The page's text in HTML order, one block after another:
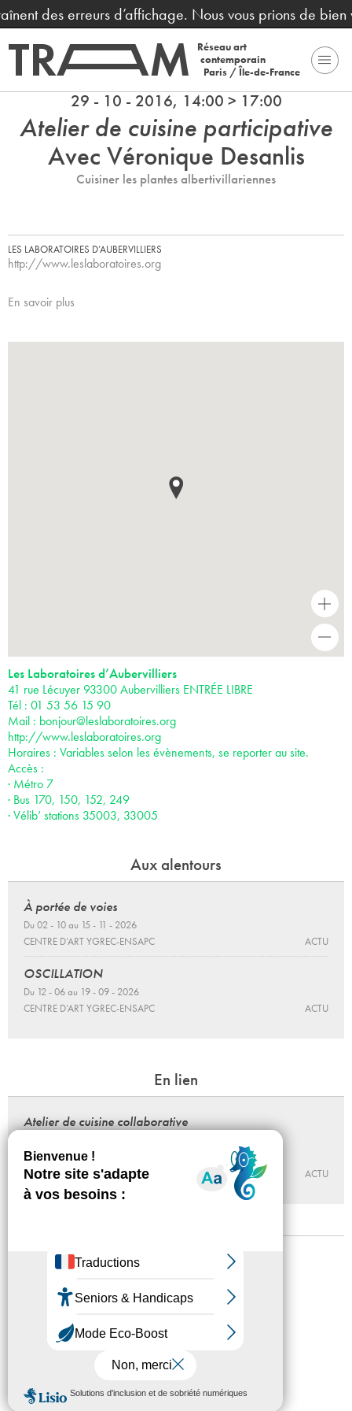
des erreurs d’affichage. Nous vous prions de
Réseau art
contemporain
Paris / Île-de-France
29 - 10 - 2016, 14:00 > 17:00
Atelier de cuisine participative
Avec Véronique Desanlis
Cuisiner les plantes albertivillariennes
LES LABORATOIRES D’AUBERVILLIERS
http://www.leslaboratoires.org
En savoir plus
+
Les Laboratoires d’Aubervilliers
41 rue Lécuyer 93300 Aubervilliers ENTRÉE LIBRE
Tél : 01 53 56 15 90
Mail : bonjour@leslaboratoires.org
http://www.leslaboratoires.org
Horaires : Variables selon les évènements, se reporter au site.
Accès :
· Métro 7
· Bus 170, 150, 152, 249
· Vélib’ stations 35003, 33005
Aux alentours
À portée de voies
Du 02 - 10 au 15 - 11 - 2026
CENTRE D’ART YGREC-ENSAPC
ACTU
OSCILLATION
Du 12 - 06 au 19 - 09 - 2026
CENTRE D’ART YGREC-ENSAPC
ACTU
En lien
Atelier de cuisine collaborative
18 - 03 - 2017, 14:00 > 17:00
LES LABORATOIRES D’AUBERVILLIERS
ACTU
Accessibilité
Presse